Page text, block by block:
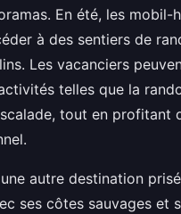
En été, les mobil-
à des sentiers de
Les vacanciers
telles que la
tout en profitant
autre destination
ses côtes sauvages et